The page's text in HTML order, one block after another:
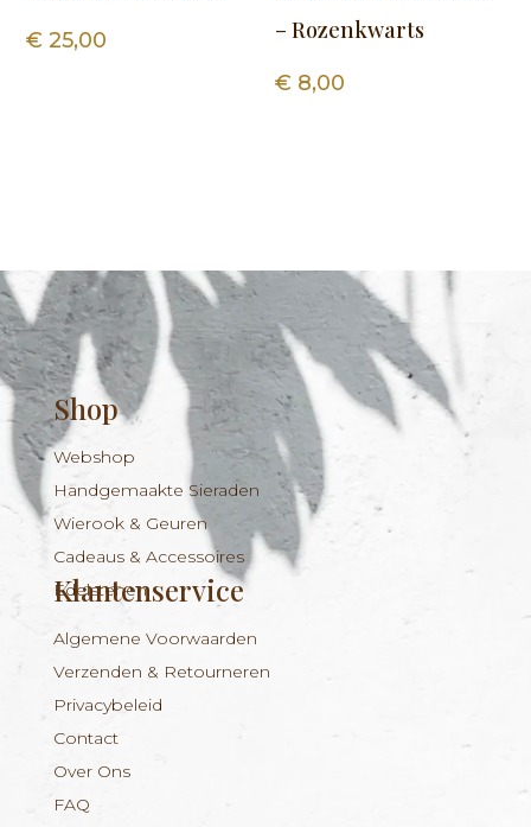
€ 25,00
– Rozenkwarts
€ 8,00
Shop
Webshop
Handgemaakte Sieraden
Wierook & Geuren
Cadeaus & Accessoires
Edelstenen
Klantenservice
Algemene Voorwaarden
Verzenden & Retourneren
Privacybeleid
Contact
Over Ons
FAQ